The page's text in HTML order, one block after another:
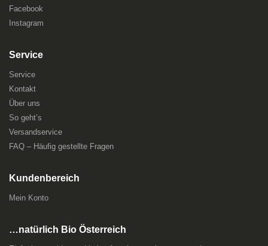
Facebook
Instagram
Service
Service
Kontakt
Über uns
So geht’s
Versandservice
FAQ – Häufig gestellte Fragen
Kundenbereich
Mein Konto
…natürlich Bio Österreich